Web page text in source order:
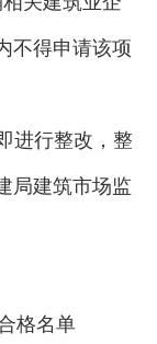
不得申请该项
进行整改，整
局建筑市场监
格名单